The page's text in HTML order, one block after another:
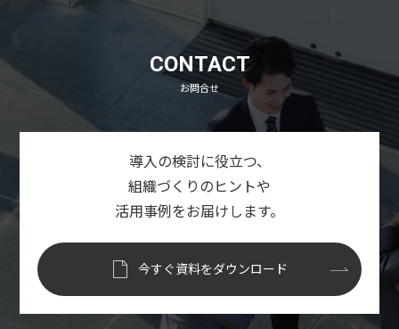
CONTACT
お問合せ
導入の検討に役立つ、
組織づくりのヒントや
活用事例をお届けします。
今すぐ資料をダウンロード